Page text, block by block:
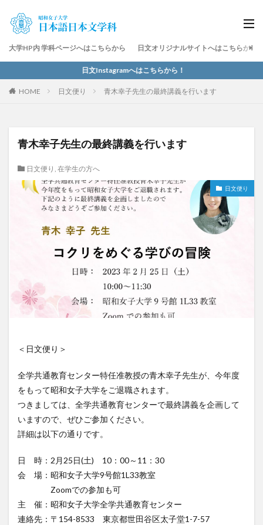
大学HP内 学科ページへはこちらから 日文オリジナルサイトへはこちらから
日文Instagramへはこちらから！
HOME 日文便り 青木幸子先生の最終講義を行います
青木幸子先生の最終講義を行います
日文便り , 在学生の方へ
日文便り
＜日文便り＞
全学共通教育センター特任准教授の青木幸子先生が、今年度
をもって昭和女子大学をご退職されます。
つきましては、全学共通教育センターで最終講義を企画して
いますので、ぜひご参加ください。
詳細は以下の通りです。
日 時：2月25日(土) 10：00～11：30
会 場：昭和女子大学9号館1L33教室
Zoomでの参加も可
主 催：昭和女子大学全学共通教育センター
連絡先：〒154-8533 東京都世田谷区太子堂1-7-57